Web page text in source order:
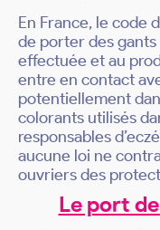
En France, le code
de porter des
effectuée et au
entre en contact
potentiellement
colorants utilisés
responsables
aucune loi ne
ouvriers des
Le port